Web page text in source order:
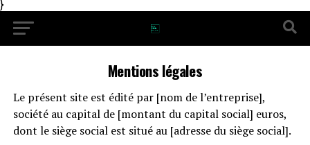
}
Mentions légales
Le présent site est édité par [nom de l’entreprise],
société au capital de [montant du capital social] euros,
dont le siège social est situé au [adresse du siège social].